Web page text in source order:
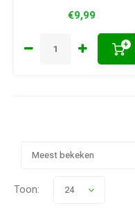
€9,99
+
Meest bekeken
Toon: 24